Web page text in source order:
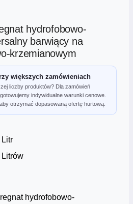
hydrofobowo-
barwiący na
krzemianowym
większych zamówieniach
liczby produktów? Dla zamówień
indywidualne warunki cenowe.
otrzymać dopasowaną ofertę hurtową.
hydrofobowo-